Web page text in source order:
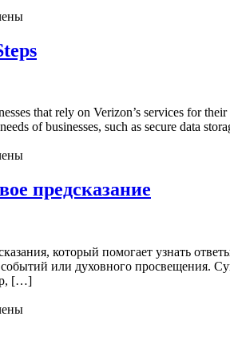
that rely on Verizon’s services for
of businesses, such as secure data
предсказание
который помогает узнать
или духовного просвещения.
[…]